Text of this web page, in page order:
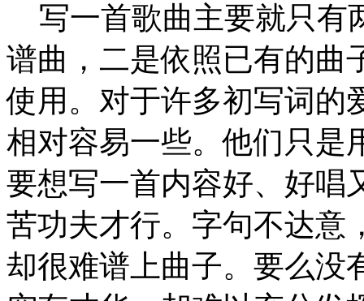
写一首歌曲主要就只有
谱曲，二是依照已有的曲
使用。对于许多初写词的
相对容易一些。他们只是
要想写一首内容好、好唱
苦功夫才行。字句不达意
却很难谱上曲子。要么没